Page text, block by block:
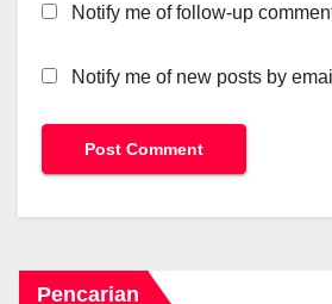
Notify me of follow-up
Notify me of new posts by
Pencarian